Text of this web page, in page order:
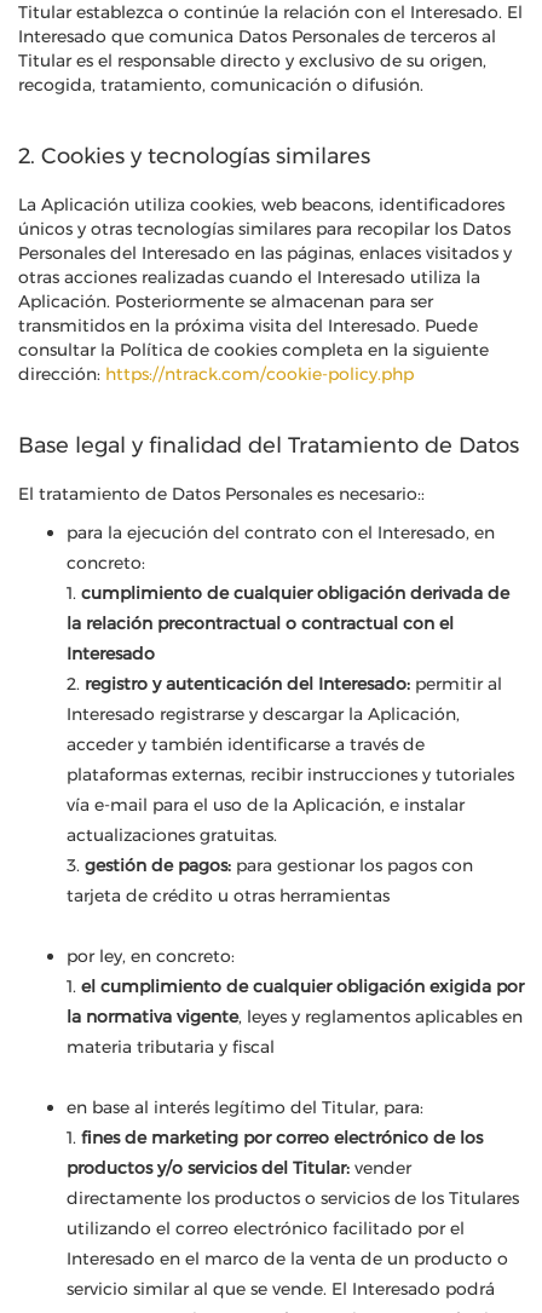
Titular establezca o continúe la relación con el Interesado. El
Interesado que comunica Datos Personales de terceros al
Titular es el responsable directo y exclusivo de su origen,
recogida, tratamiento, comunicación o difusión.
2. Cookies y tecnologías similares
La Aplicación utiliza cookies, web beacons, identificadores
únicos y otras tecnologías similares para recopilar los Datos
Personales del Interesado en las páginas, enlaces visitados y
otras acciones realizadas cuando el Interesado utiliza la
Aplicación. Posteriormente se almacenan para ser
transmitidos en la próxima visita del Interesado. Puede
consultar la Política de cookies completa en la siguiente
dirección: https://ntrack.com/cookie-policy.php
Base legal y finalidad del Tratamiento de Datos
El tratamiento de Datos Personales es necesario::
para la ejecución del contrato con el Interesado, en
concreto:
1. cumplimiento de cualquier obligación derivada de
la relación precontractual o contractual con el
Interesado
2. registro y autenticación del Interesado: permitir al
Interesado registrarse y descargar la Aplicación,
acceder y también identificarse a través de
plataformas externas, recibir instrucciones y tutoriales
vía e-mail para el uso de la Aplicación, e instalar
actualizaciones gratuitas.
3. gestión de pagos: para gestionar los pagos con
tarjeta de crédito u otras herramientas
por ley, en concreto:
1. el cumplimiento de cualquier obligación exigida por
la normativa vigente, leyes y reglamentos aplicables en
materia tributaria y fiscal
en base al interés legítimo del Titular, para:
1. fines de marketing por correo electrónico de los
productos y/o servicios del Titular: vender
directamente los productos o servicios de los Titulares
utilizando el correo electrónico facilitado por el
Interesado en el marco de la venta de un producto o
servicio similar al que se vende. El Interesado podrá